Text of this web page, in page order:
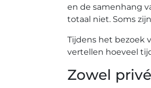
en de samenhang
totaal niet. Soms
Tijdens het bezoek
vertellen hoeveel
Zowel